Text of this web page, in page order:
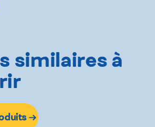
similaires à